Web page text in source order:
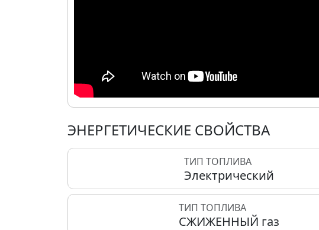
ЭНЕРГЕТИЧЕСКИЕ СВОЙСТВА
ТИП ТОПЛИВА
Электрический
ТИП ТОПЛИВА
СЖИЖЕННЫЙ газ